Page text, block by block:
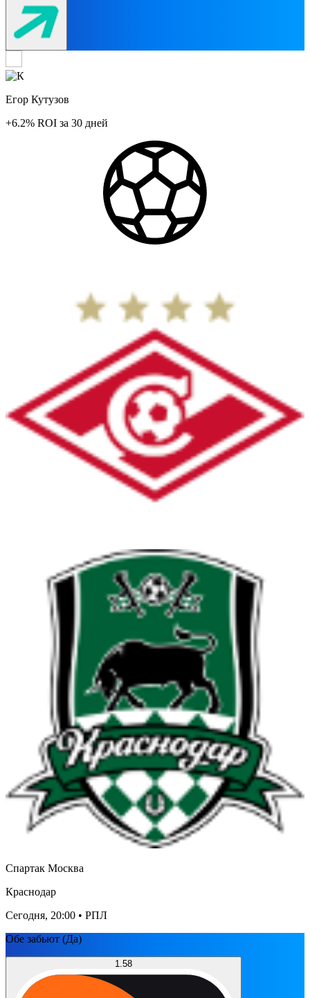
Егор Кутузов
+6.2% ROI за 30 дней
Спартак Москва
Краснодар
Сегодня, 20:00 • РПЛ
Обе забьют (Да)
1.58